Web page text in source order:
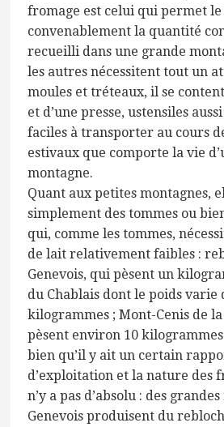
fromage est celui qui permet
convenablement la quantité
recueilli dans une grande
les autres nécessitent tout un
moules et tréteaux, il se
et d’une presse, ustensiles
faciles à transporter au cours
estivaux que comporte la vie
montagne.
Quant aux petites montagnes,
simplement des tommes ou
qui, comme les tommes,
de lait relativement faibles :
Genevois, qui pèsent un
du Chablais dont le poids varie
kilogrammes ; Mont-Cenis de
pèsent environ 10
bien qu’il y ait un certain
d’exploitation et la nature des
n’y a pas d’absolu : des
Genevois produisent du